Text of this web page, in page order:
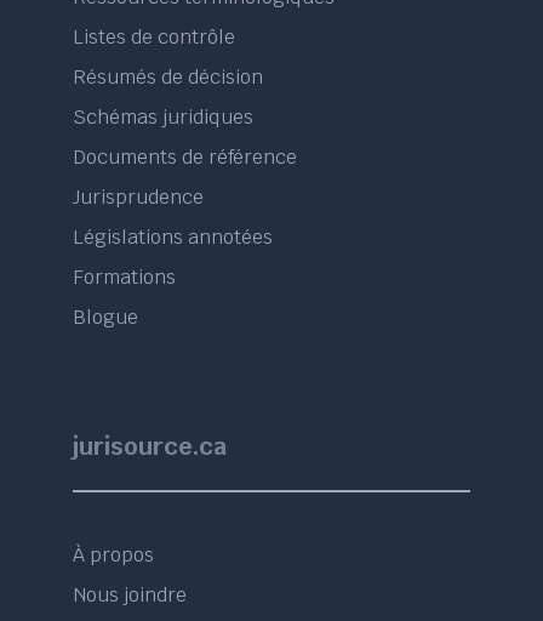
Listes de contrôle
Résumés de décision
Schémas juridiques
Documents de référence
Jurisprudence
Législations annotées
Formations
Blogue
jurisource.ca
À propos
Nous joindre